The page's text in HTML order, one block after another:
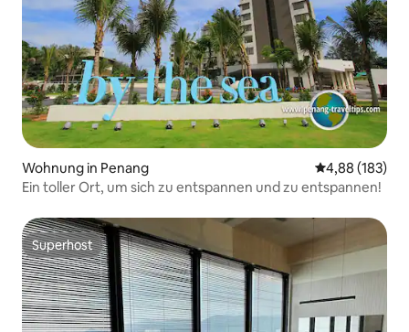
Wohnung in Penang
4,88 (183)
Ein toller Ort, um sich zu entspannen und zu entspannen!
Superhost
Superhost